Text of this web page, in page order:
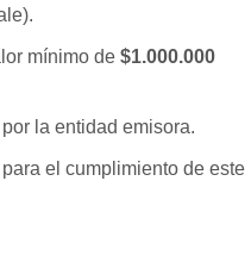
mínimo de $1.000.000
la entidad emisora.
el cumplimiento de este